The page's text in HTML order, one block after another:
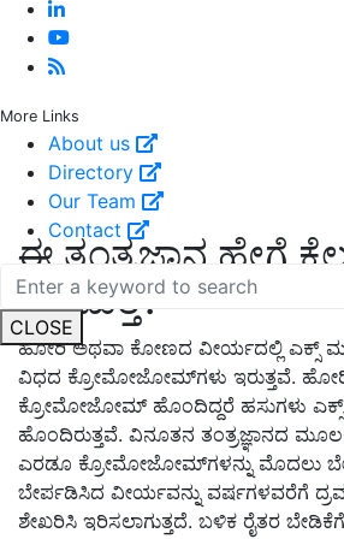
More Links
About us
Directory
Our Team
Contact
CLOSE
ಈ ತಂತ್ರಜ್ಞಾನ ಹೇಗೆ
ಮಾಡುತ್ತೆ?
ಹೋರಿ ಅಥವಾ ಕೋಣದ ವೀರ್ಯದಲ್ಲಿ ಎಕ್ಸ್
ವಿಧದ ಕ್ರೋಮೋಜೋಮ್‌ಗಳು ಇರುತ್ತವೆ.
ಕ್ರೋಮೋಜೋಮ್ ಹೊಂದಿದ್ದರೆ ಹಸುಗಳು
ಹೊಂದಿರುತ್ತವೆ. ವಿನೂತನ ತಂತ್ರಜ್ಞಾನದ
ಎರಡೂ ಕ್ರೋಮೋಜೋಮ್‌ಗಳನ್ನು ಮೊದಲು
ಬೇರ್ಪಡಿಸಿದ ವೀರ್ಯವನ್ನು ವರ್ಷಗಳವರೆಗೆ
ಶೇಖರಿಸಿ ಇರಿಸಲಾಗುತ್ತದೆ. ಬಳಿಕ ರೈತರ